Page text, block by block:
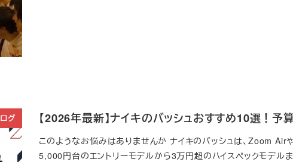
グ 【2026年最新】ナイキのバッシュおすすめ10選！予
このようなお悩みはありませんか ナイキのバッシュは、Zoom
5,000円台のエントリーモデルから3万円超のハイスペックモデル